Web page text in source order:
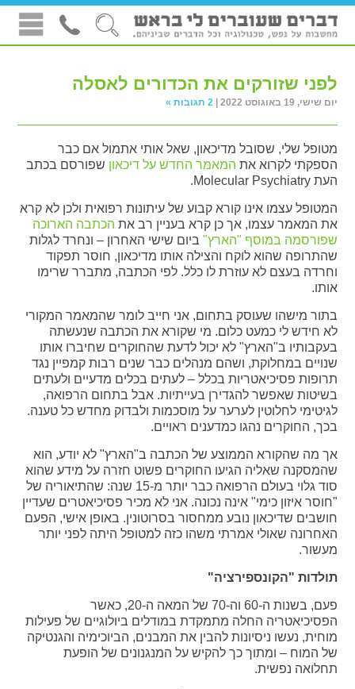
לפני שזורקים את הכדורים לאסלה
יום שישי, 19 באוגוסט 2022 | 2 תגובות »
מטופל שלי, שסובל מדיכאון, שאל אותי אתמול אם כבר
הספקתי לקרוא את המאמר החדש על דיכאון שפורסם בכתב
העת Molecular Psychiatry.
המטופל עצמו אינו קורא קבוע של עיתונות רפואית ולכן לא קרא
את המאמר עצמו, אך כן קרא בעניין רב את הכתבה הארוכה
שפורסמה במוסף "הארץ" ביום שישי האחרון – ונחרד לגלות
שהתרופה שהוא לוקח והצילה אותו מדיכאון, חוסר תפקוד
וחרדה בעצם לא עוזרת לו כלל. לפי הכתבה, מתברר שרימו
אותו.
בתור מישהו שעוסק בתחום, אני חייב לומר שהמאמר המקורי
לא חידש לי כמעט כלום. מי שקורא את הכתבה שנעשתה
בעקבותיו ב"הארץ" לא יכול לדעת שהחוקרים שחיברו אותו
שנויים במחלוקת, ושהם מנהלים כבר שנים רבות קמפיין נגד
תרופות פסיכיאטריות בכלל – לעתים בכלים מדעיים ולעתים
בשיטות שאפשר להגדירן בעייתיות. אבל בתחום הרפואה,
לגיטימי לחלוטין לערער על מוסכמות ולבדוק מחדש כל טענה.
בכך, החוקרים נהגו כמדענים ראויים.
אך מה שהקורא הממוצע של הכתבה ב"הארץ" לא יודע, הוא
שהמסקנה שאליה הגיעו החוקרים פשוט חזרה על מידע שהוא
סוד גלוי בעולם הרפואה כבר יותר מ-15 שנה: שהתיאוריה של
"חוסר איזון כימי" אינה נכונה. אני לא מכיר פסיכיאטרים שעדיין
חושבים שדיכאון נובע ממחסור בסרוטונין. באופן אישי, הפעם
האחרונה שאולי אמרתי משהו כזה למטופל היתה לפני יותר
מעשור.
תולדות "הקונספירציה"
פעם, בשנות ה-60 וה-70 של המאה ה-20, כאשר
הפסיכיאטריה החלה מתמקדת במודלים ביולוגיים של פעילות
מוחית, נעשו ניסיונות להבין את המבנים, הביוכימיה והגנטיקה
של המוח – ומתוך כך להקיש על המנגנונים של הופעת
תחלואה נפשית.